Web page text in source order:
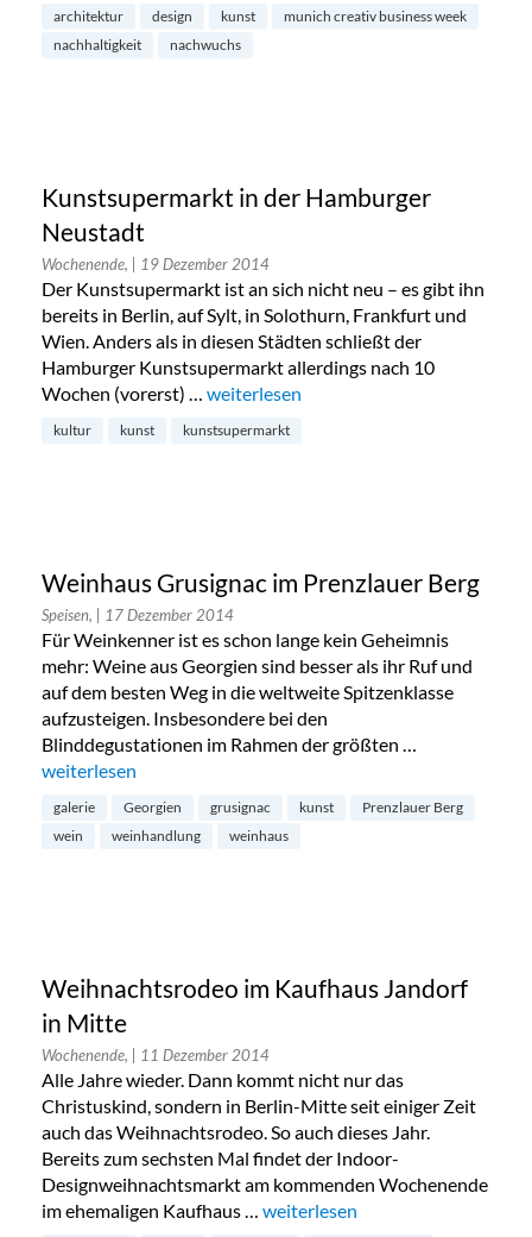
architektur design kunst
munich creativ business week
nachhaltigkeit
nachwuchs
Kunstsupermarkt in der Hamburger
Neustadt
Wochenende, | 19 Dezember 2014
Der Kunstsupermarkt ist an sich nicht neu – es gibt ihn
bereits in Berlin, auf Sylt, in Solothurn, Frankfurt und
Wien. Anders als in diesen Städten schließt der
Hamburger Kunstsupermarkt allerdings nach 10
Wochen (vorerst) … „Kunstsupermarkt in der Hamburger
weiterlesen
kultur kunst kunstsupermarkt
Weinhaus Grusignac im Prenzlauer Berg
Speisen, | 17 Dezember 2014
Für Weinkenner ist es schon lange kein Geheimnis
mehr: Weine aus Georgien sind besser als ihr Ruf und
auf dem besten Weg in die weltweite Spitzenklasse
aufzusteigen. Insbesondere bei den
Blinddegustationen im Rahmen der größten …
„Weinhaus Grusignac im Prenzlauer Berg“
weiterlesen
galerie Georgien grusignac kunst
Prenzlauer Berg
wein
weinhandlung weinhaus
Weihnachtsrodeo im Kaufhaus Jandorf
in Mitte
Wochenende, | 11 Dezember 2014
Alle Jahre wieder. Dann kommt nicht nur das
Christuskind, sondern in Berlin-Mitte seit einiger Zeit
auch das Weihnachtsrodeo. So auch dieses Jahr.
Bereits zum sechsten Mal findet der Indoor-
Designweihnachtsmarkt am kommenden Wochenende
im ehemaligen Kaufhaus … „Weihnachtsrodeo im Kaufhaus
weiterlesen